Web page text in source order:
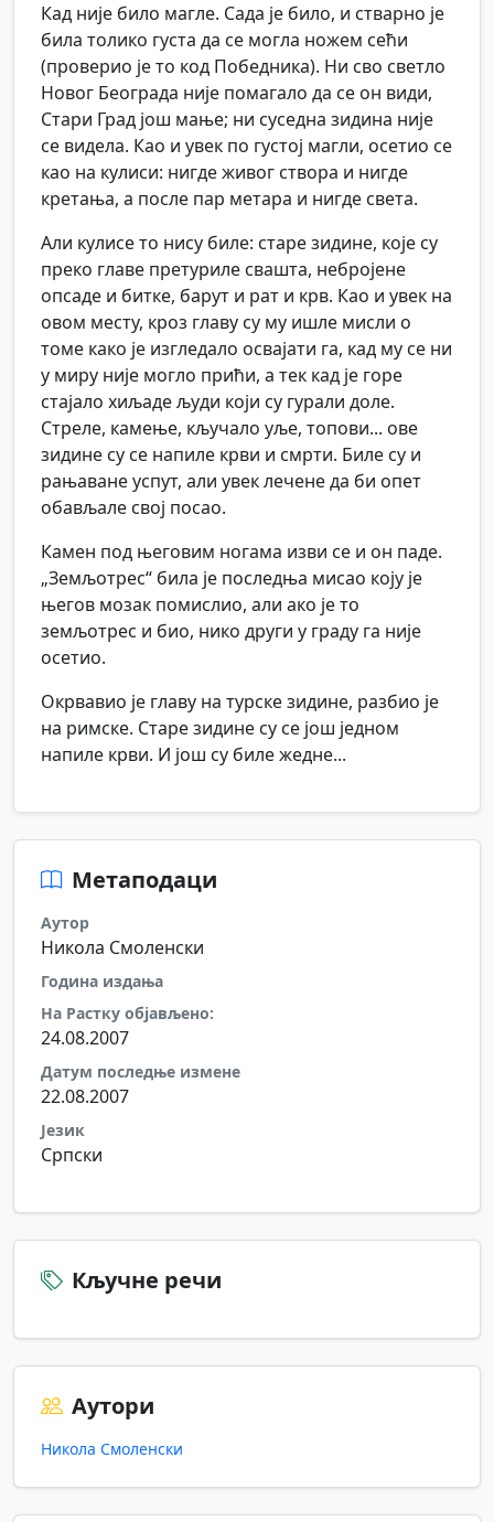
Кад није било магле. Сада је било, и стварно је
била толико густа да се могла ножем сећи
(проверио је то код Победника). Ни сво светло
Новог Београда није помагало да се он види,
Стари Град још мање; ни суседна зидина није
се видела. Као и увек по густој магли, осетио се
као на кулиси: нигде живог створа и нигде
кретања, а после пар метара и нигде света.
Али кулисе то нису биле: старе зидине, које су
преко главе претуриле свашта, небројене
опсаде и битке, барут и рат и крв. Као и увек на
овом месту, кроз главу су му ишле мисли о
томе како је изгледало освајати га, кад му се ни
у миру није могло прићи, а тек кад је горе
стајало хиљаде људи који су гурали доле.
Стреле, камење, кључало уље, топови... ове
зидине су се напиле крви и смрти. Биле су и
рањаване успут, али увек лечене да би опет
обављале свој посао.
Камен под његовим ногама изви се и он паде.
„Земљотрес“ била је последња мисао коју је
његов мозак помислио, али ако је то
земљотрес и био, нико други у граду га није
осетио.
Окрвавио је главу на турске зидине, разбио је
на римске. Старе зидине су се још једном
напиле крви. И још су биле жедне...
Метаподаци
Аутор
Никола Смоленски
Година издања
На Растку објављено:
24.08.2007
Датум последње измене
22.08.2007
Језик
Српски
Кључне речи
Аутори
Никола Смоленски